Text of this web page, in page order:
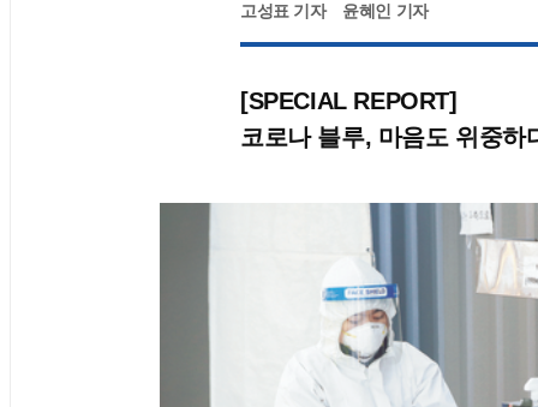
고성표 기자 윤혜인 기자
[SPECIAL REPORT]
코로나 블루, 마음도 위중하